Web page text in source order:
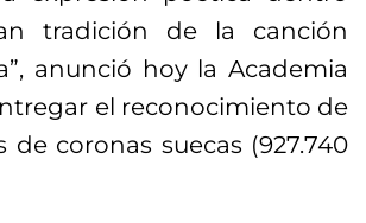
tradición de la canción
anunció hoy la Academia
el reconocimiento de
de coronas suecas (927.740